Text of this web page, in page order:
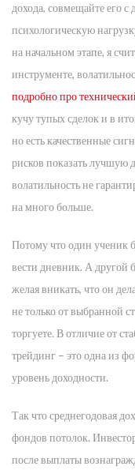
дохода, совмещайте его с
психологическую
на начальном этапе, я
инструменте,
подробно про
кучу тупых сделок и в
но есть качественные
рисков показать лучшую
волатильность не
на много больше.
Потому что один ученик
вести дневник. А другой
желая вникать, что он
не только от выбранной
торгуете. В отличие от
трейдинг – это одна из
уровень доходности.
Так что среднегодовая
фондов потолок.
после выплаты